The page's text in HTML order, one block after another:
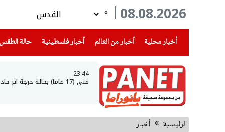
08.08.2026
°
أخبار محلية
(current) أخبار من العالم أخبار فلسطينية(current) حالة الطقس
23:44
فتى (17 عاما) بحالة حرجة اثر حادث طرق في عرعرة النقب
الرئيسية أخبار